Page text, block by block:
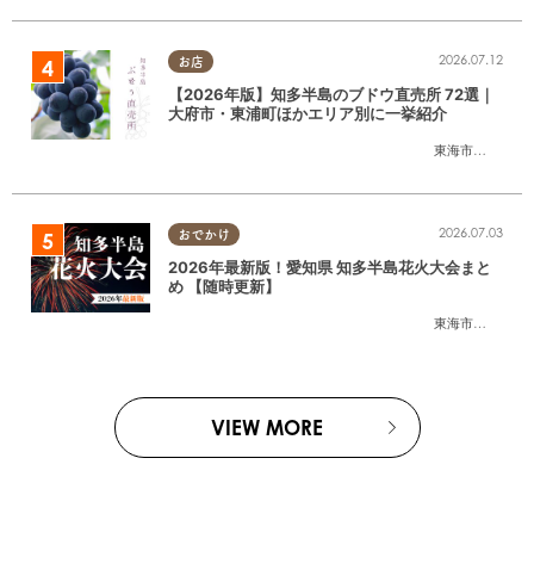
お店
東海市大府市
2026.07.12
【2026年版】知多半島のブドウ直売所 72選｜
大府市・東浦町ほかエリア別に一挙紹介
おでかけ
東海市大府市
2026.07.03
2026年最新版！愛知県 知多半島花火大会まと
め 【随時更新】
VIEW MORE